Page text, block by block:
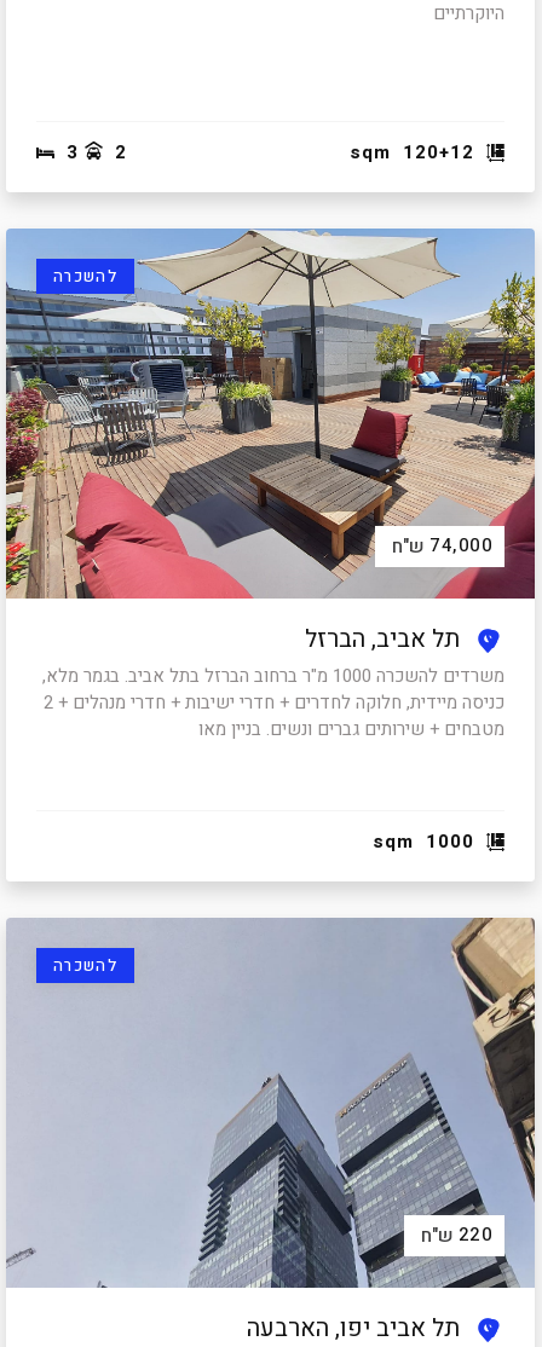
היוקרתיים
sqm 120+12
3 2
להשכרה
74,000 ש"ח
תל אביב, הברזל
משרדים להשכרה 1000 מ"ר ברחוב הברזל בתל אביב. בגמר מלא,
כניסה מיידית, חלוקה לחדרים + חדרי ישיבות + חדרי מנהלים + 2
מטבחים + שירותים גברים ונשים. בניין מאו
sqm 1000
להשכרה
220 ש"ח
תל אביב יפו, הארבעה